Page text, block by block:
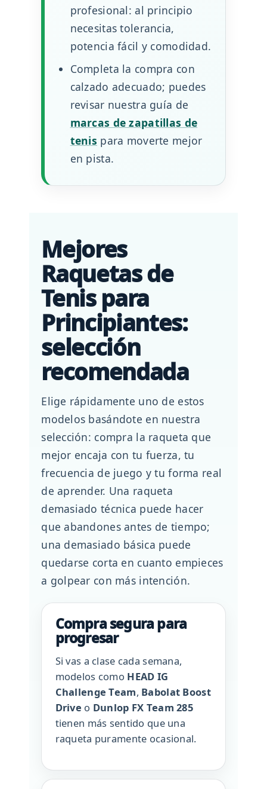
profesional: al principio
necesitas tolerancia,
potencia fácil y comodidad.
Completa la compra con
calzado adecuado; puedes
revisar nuestra guía de
marcas de zapatillas de
tenis para moverte mejor
en pista.
Mejores
Raquetas de
Tenis para
Principiantes:
selección
recomendada
Elige rápidamente uno de estos
modelos basándote en nuestra
selección: compra la raqueta que
mejor encaja con tu fuerza, tu
frecuencia de juego y tu forma real
de aprender. Una raqueta
demasiado técnica puede hacer
que abandones antes de tiempo;
una demasiado básica puede
quedarse corta en cuanto empieces
a golpear con más intención.
Compra segura para
progresar
Si vas a clase cada semana,
modelos como HEAD IG
Challenge Team, Babolat Boost
Drive o Dunlop FX Team 285
tienen más sentido que una
raqueta puramente ocasional.